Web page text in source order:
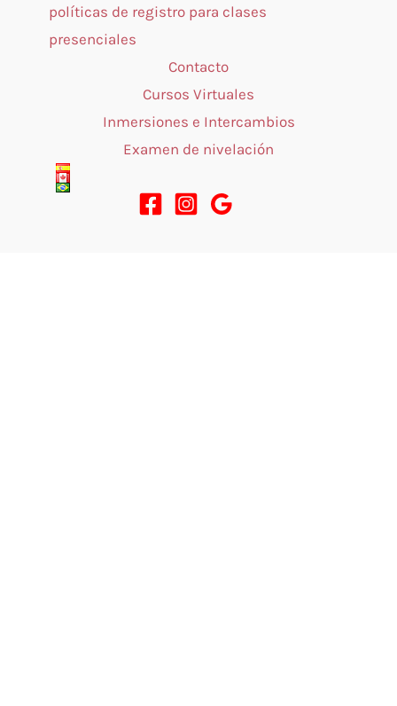
políticas de registro para clases
presenciales
Contacto
Cursos Virtuales
Inmersiones e Intercambios
Examen de nivelación